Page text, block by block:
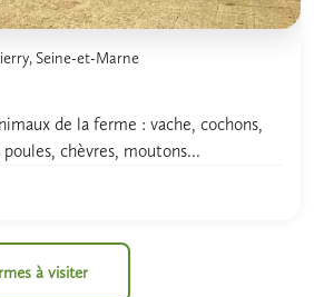
Seine-et-Marne
de la ferme : vache, cochons,
chèvres, moutons...
à visiter